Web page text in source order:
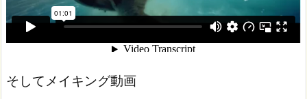
そしてメイキング動画